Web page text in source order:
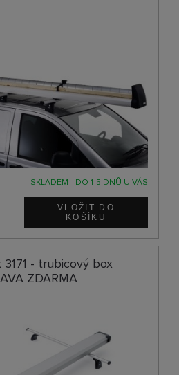
SKLADEM - DO 1-5 DNŮ U VÁS
- trubicový box
ZDARMA